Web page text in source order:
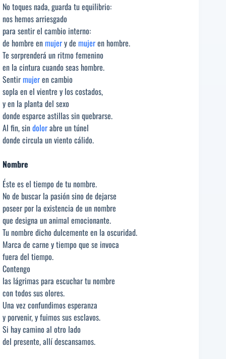
No toques nada, guarda tu equilibrio:
nos hemos arriesgado
para sentir el cambio interno:
de hombre enmujery de mujeren hombre.
Te sorprenderá un ritmo femenino
en la cintura cuando seas hombre.
Sentirmujeren cambio
sopla en el vientre y los costados,
y en la planta del sexo
donde esparce astillas sin quebrarse.
Al fin, sindolorabre un túnel
donde circula un viento cálido.
Nombre
Éste es el tiempo de tu nombre.
No de buscar la pasión sino de dejarse
poseer por la existencia de un nombre
que designa un animal emocionante.
Tu nombre dicho dulcemente en la oscuridad.
Marca de carne y tiempo que se invoca
fuera del tiempo.
Contengo
las lágrimas para escuchar tu nombre
con todos sus olores.
Una vez confundimos esperanza
y porvenir, y fuimos sus esclavos.
Si hay camino al otro lado
del presente, allí descansamos.